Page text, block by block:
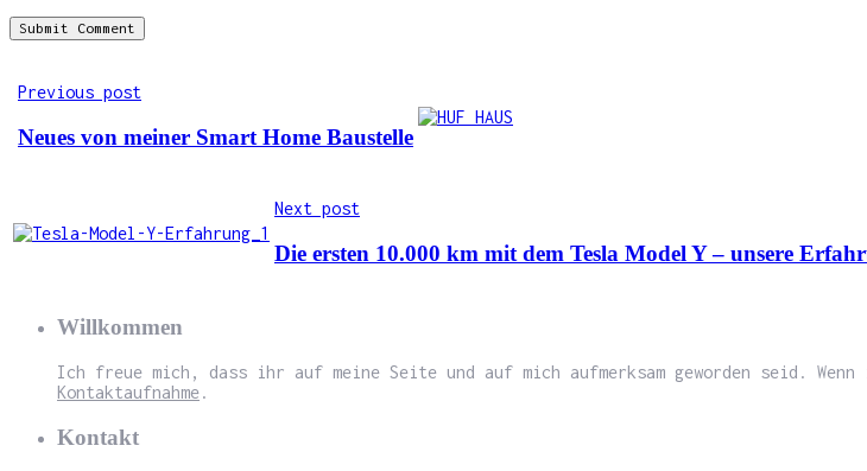
Previous post
Neues von meiner Smart Home Baustelle
Next post
Die ersten 10.000 km mit dem Tesla Model Y – unsere
Willkommen
Ich freue mich, dass ihr auf meine Seite und auf mich aufmerksam geworden seid.
Kontaktaufnahme.
Kontakt